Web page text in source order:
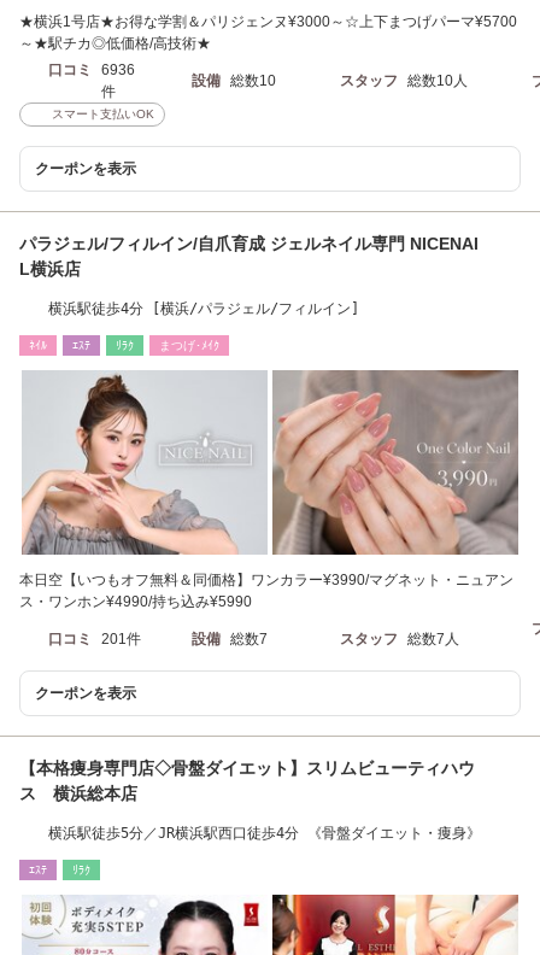
★横浜1号店★お得な学割＆パリジェンヌ¥3000～☆上下まつげパーマ¥5700
～★駅チカ◎低価格/高技術★
口コミ
6936
件
設備 総数10 スタッフ 総数10人
スマート支払いOK
クーポンを表示
パラジェル/フィルイン/自爪育成 ジェルネイル専門 NICENAI
L横浜店
横浜駅徒歩4分 [横浜/パラジェル/フィルイン]
ﾈｲﾙ ｴｽﾃ ﾘﾗｸ まつげ･ﾒｲｸ
本日空【いつもオフ無料＆同価格】ワンカラー¥3990/マグネット・ニュアン
ス・ワンホン¥4990/持ち込み¥5990
口コミ 201件 設備 総数7 スタッフ 総数7人
クーポンを表示
【本格痩身専門店◇骨盤ダイエット】スリムビューティハウ
ス 横浜総本店
横浜駅徒歩5分／JR横浜駅西口徒歩4分 《骨盤ダイエット・痩身》
ｴｽﾃ ﾘﾗｸ